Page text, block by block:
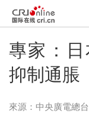
專家：
抑制通脹
來源： 中央廣電總